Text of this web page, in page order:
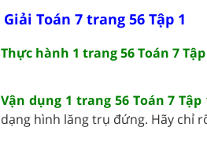
Giải Toán 7 trang 56 Tập 1
Thực hành 1 trang 56 Toán 7 Tập
Vận dụng 1 trang 56 Toán 7 Tập
dạng hình lăng trụ đứng. Hãy chỉ